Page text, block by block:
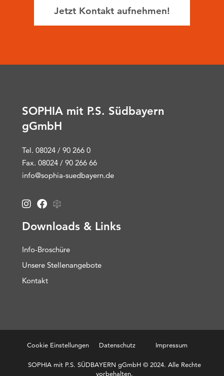
Jetzt Kontakt aufnehmen!
SOPHIA mit P.S. Südbayern
gGmbH
Tel. 08024 / 90 266 0
Fax. 08024 / 90 266 66
info@sophia-suedbayern.de
Downloads & Links
Info-Broschüre
Unsere Stellenangebote
Kontakt
SOPHIA mit P.S. SÜDBAYERN gGmbH © 2024. Alle Rechte
vorbehalten.
Cookie Einstellungen Datenschutz Impressum